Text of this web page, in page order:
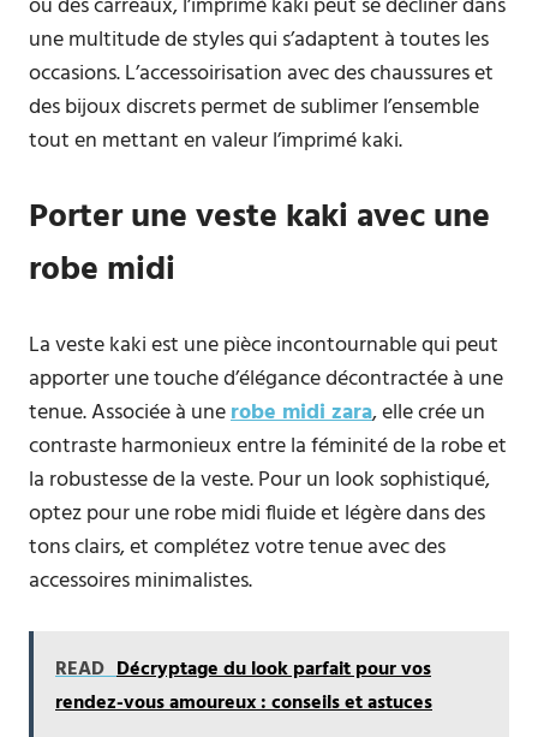
une multitude de styles qui s’adaptent à toutes les
occasions. L’accessoirisation avec des chaussures et
des bijoux discrets permet de sublimer l’ensemble
tout en mettant en valeur l’imprimé kaki.
Porter une veste kaki avec une
robe midi
La veste kaki est une pièce incontournable qui peut
apporter une touche d’élégance décontractée à une
tenue. Associée à unerobe midi zara, elle crée un
contraste harmonieux entre la féminité de la robe et
la robustesse de la veste. Pour un look sophistiqué,
optez pour une robe midi fluide et légère dans des
tons clairs, et complétez votre tenue avec des
accessoires minimalistes.
READ Décryptage du look parfait pour vos
rendez-vous amoureux : conseils et astuces